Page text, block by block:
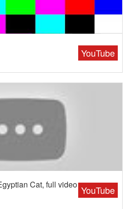
YouTube
YouTube
Cat, full video